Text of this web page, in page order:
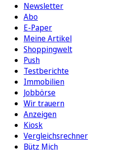
Newsletter
Abo
E-Paper
Meine Artikel
Shoppingwelt
Push
Testberichte
Immobilien
Jobbörse
Wir trauern
Anzeigen
Kiosk
Vergleichsrechner
Bütz Mich